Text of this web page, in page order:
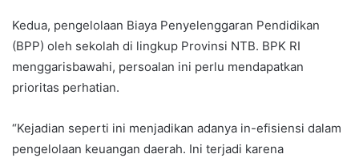
Kedua, pengelolaan Biaya Penyelenggaran Pendidikan
(BPP) oleh sekolah di lingkup Provinsi NTB. BPK RI
menggarisbawahi, persoalan ini perlu mendapatkan
prioritas perhatian.
“Kejadian seperti ini menjadikan adanya in-efisiensi dalam
pengelolaan keuangan daerah. Ini terjadi karena